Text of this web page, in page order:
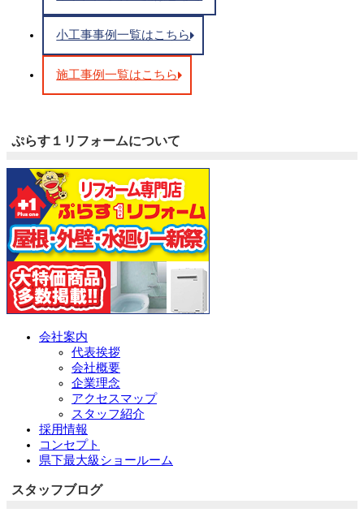
小工事事例一覧はこちら
施工事例一覧はこちら
ぷらす１リフォームについて
会社案内
代表挨拶
会社概要
企業理念
アクセスマップ
スタッフ紹介
採用情報
コンセプト
県下最大級ショールーム
スタッフブログ